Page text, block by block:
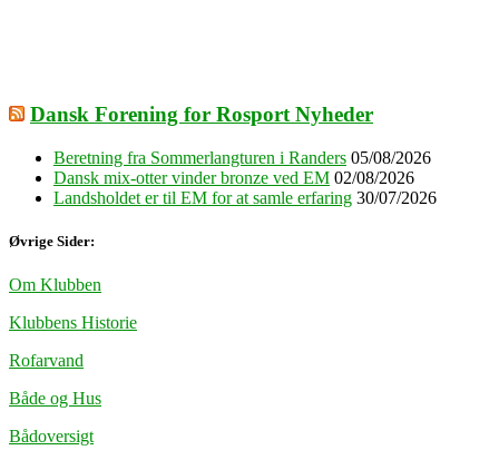
Dansk Forening for Rosport Nyheder
Beretning fra Sommerlangturen i Randers 05/08/2026
Dansk mix-otter vinder bronze ved EM 02/08/2026
Landsholdet er til EM for at samle erfaring 30/07/2026
Øvrige Sider:
Om Klubben
Klubbens Historie
Rofarvand
Både og Hus
Bådoversigt